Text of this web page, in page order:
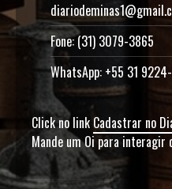
Fone: (31) 3079-3865
WhatsApp: +55 31
Click no link Cadastrar no
Mande um Oi para interagir